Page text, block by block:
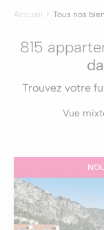
Accueil Tous nos
815
Trouvez votre
Vue